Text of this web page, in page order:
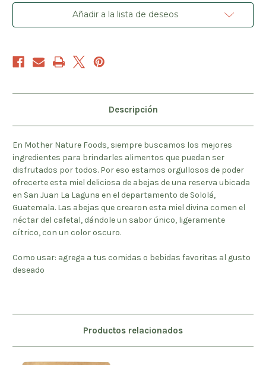
Orgánica
y
Orgánica
y
Añadir a la lista de deseos
Descripción
En Mother Nature Foods, siempre buscamos los mejores
ingredientes para brindarles alimentos que puedan ser
disfrutados por todos. Por eso estamos orgullosos de poder
ofrecerte esta miel deliciosa de abejas de una reserva ubicada
en San Juan La Laguna en el departamento de Sololá,
Guatemala. Las abejas que crearon esta miel divina comen el
néctar del cafetal, dándole un sabor único, ligeramente
cítrico, con un color oscuro.
Como usar: agrega a tus comidas o bebidas favoritas al gusto
deseado
Productos relacionados